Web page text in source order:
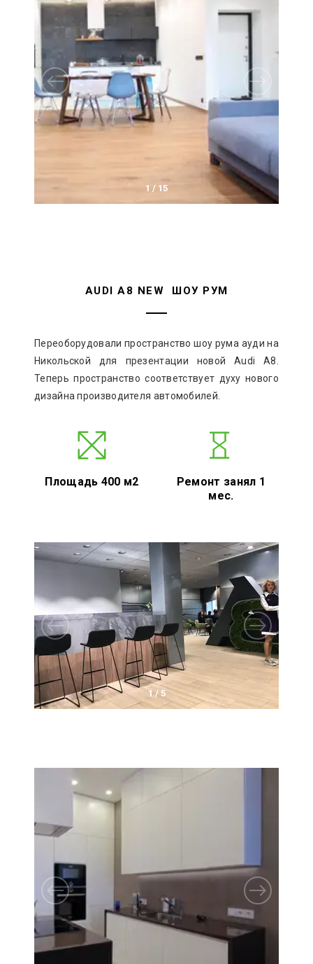
1 / 15
1 / 5
AUDI A8 NEW ШОУ РУМ
Переоборудовали пространство шоу рума ауди на
Никольской для презентации новой Audi A8.
Теперь пространство соответствует духу нового
дизайна производителя автомобилей.
Площадь 400 м2
Ремонт занял 1
мес.